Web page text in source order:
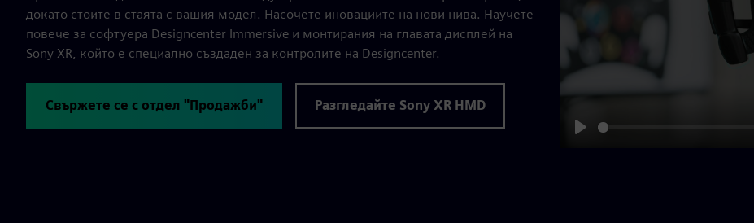
докато стоите в стаята с вашия модел. Насочете иновациите на нови нива. Научете
повече за софтуера Designcenter Immersive и монтирания на главата дисплей на
Sony XR, който е специално създаден за контролите на Designcenter.
Свържете се с отдел "Продажби" Разгледайте Sony XR HMD